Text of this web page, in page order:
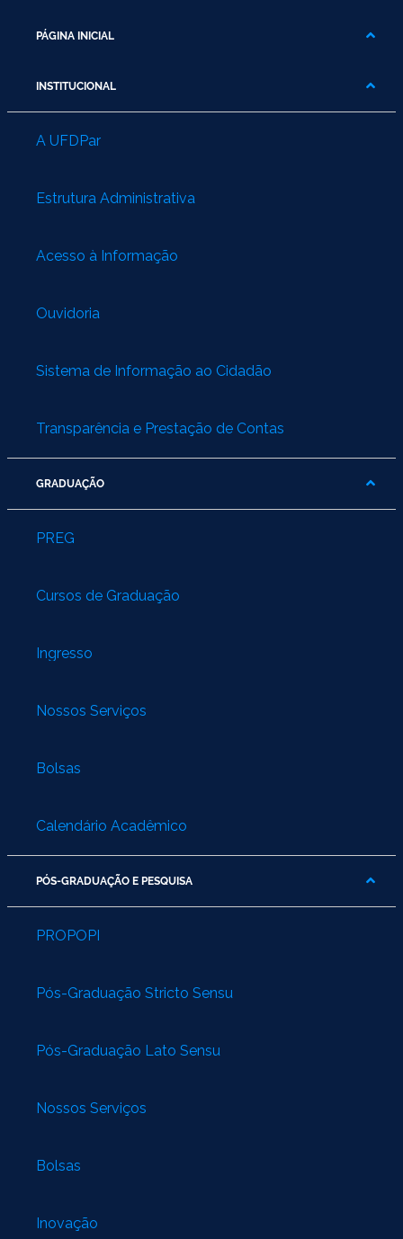
PÁGINA INICIAL
INSTITUCIONAL
A UFDPar
Estrutura Administrativa
Acesso à Informação
Ouvidoria
Sistema de Informação ao Cidadão
Transparência e Prestação de Contas
GRADUAÇÃO
PREG
Cursos de Graduação
Ingresso
Nossos Serviços
Bolsas
Calendário Acadêmico
PÓS-GRADUAÇÃO E PESQUISA
PROPOPI
Pós-Graduação Stricto Sensu
Pós-Graduação Lato Sensu
Nossos Serviços
Bolsas
Inovação